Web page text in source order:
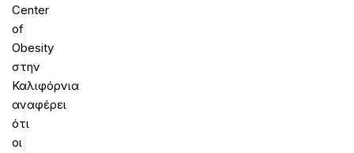
Center
of
Obesity
στην
Καλιφόρνια
αναφέρει
ότι
οι